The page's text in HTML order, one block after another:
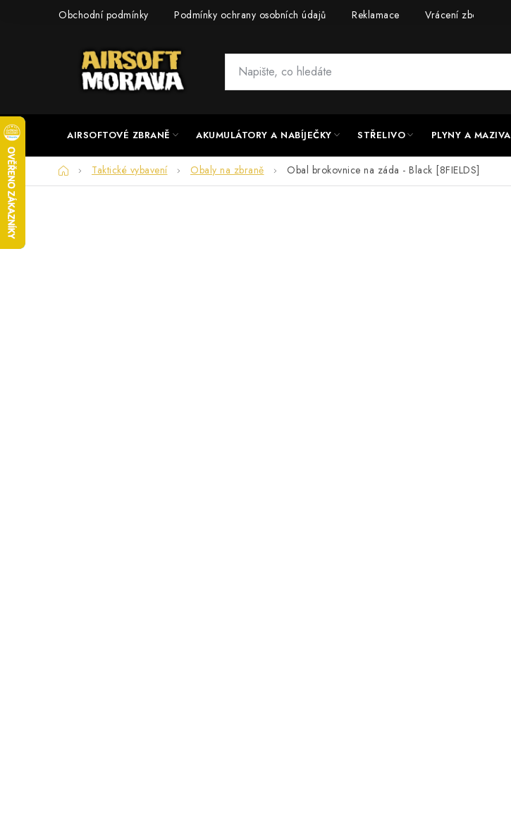
Obchodní podmínky Podmínky ochrany osobních údajů Reklamace Vrácení zboží
AIRSOFTOVÉ ZBRANĚ AKUMULÁTORY A NABÍJEČKY STŘELIVO PLYNY A MAZIVA
DomůTaktické vybavení Obaly na zbraně Obal brokovnice na záda - Black [8FIELDS]